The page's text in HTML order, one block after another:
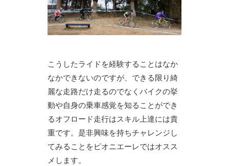
こうしたライドを経験することはなか
なかできないのですが、できる限り綺
麗な走路だけ走るのでなくバイクの挙
動や自身の乗車感覚を知ることができ
るオフロード走行はスキル上達には貴
重です。是非興味を持ちチャレンジし
てみることをピオニエーレではオスス
メします。